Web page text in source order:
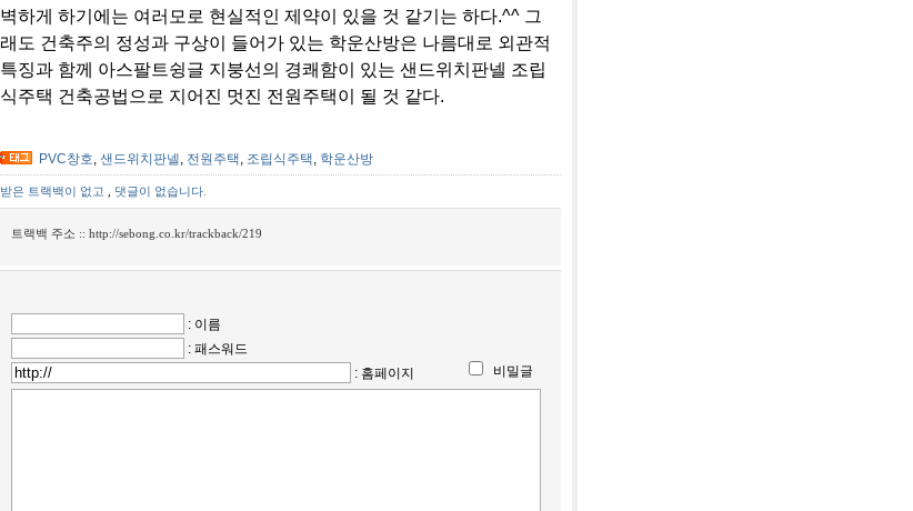
벽하게 하기에는 여러모로 현실적인 제약이 있을 것 같기는 하다.^^ 그
래도 건축주의 정성과 구상이 들어가 있는 학운산방은 나름대로 외관적
특징과 함께 아스팔트슁글 지붕선의 경쾌함이 있는 샌드위치판넬 조립
식주택 건축공법으로 지어진 멋진 전원주택이 될 것 같다.
PVC창호, 샌드위치판넬 , 전원주택, 조립식주택, 학운산방
받은 트랙백이 없고 댓글이 없습니다.
트랙백 주소 :: http://sebong.co.kr/trackback/219
: 이름
: 패스워드
: 홈페이지
비밀글